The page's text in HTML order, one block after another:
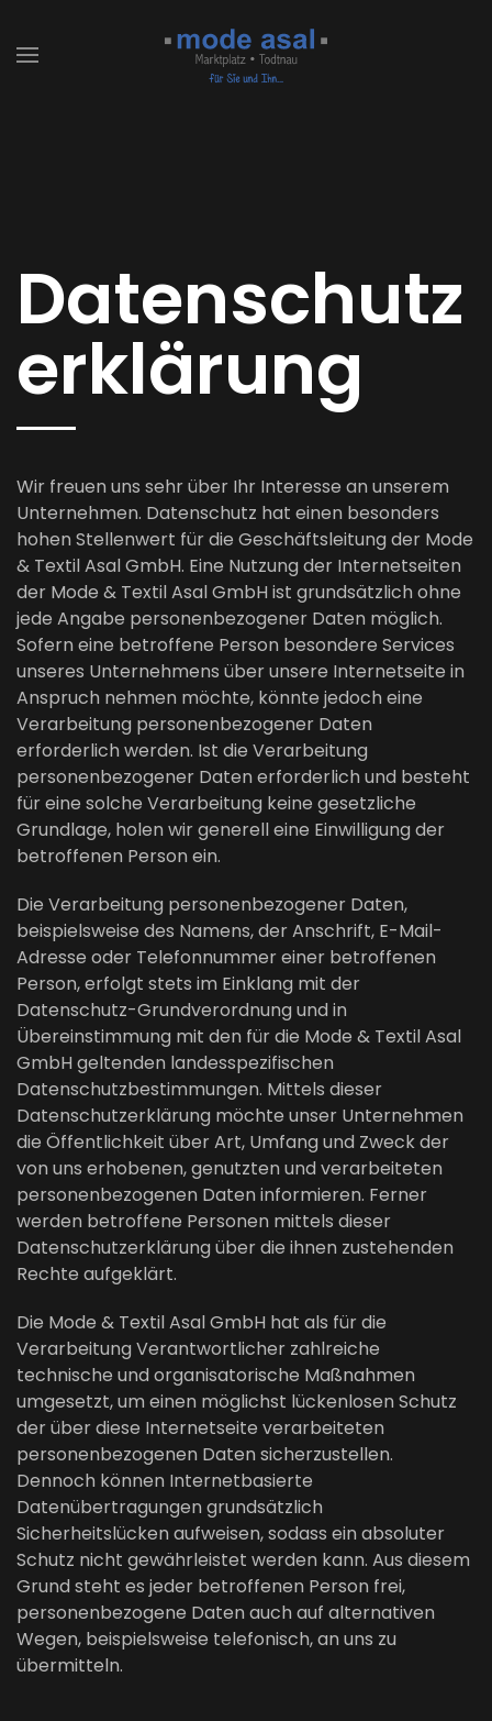
Zum Hauptinhalt springen
Datenschutz
erklärung
Wir freuen uns sehr über Ihr Interesse an unserem
Unternehmen. Datenschutz hat einen besonders
hohen Stellenwert für die Geschäftsleitung der Mode
& Textil Asal GmbH. Eine Nutzung der Internetseiten
der Mode & Textil Asal GmbH ist grundsätzlich ohne
jede Angabe personenbezogener Daten möglich.
Sofern eine betroffene Person besondere Services
unseres Unternehmens über unsere Internetseite in
Anspruch nehmen möchte, könnte jedoch eine
Verarbeitung personenbezogener Daten
erforderlich werden. Ist die Verarbeitung
personenbezogener Daten erforderlich und besteht
für eine solche Verarbeitung keine gesetzliche
Grundlage, holen wir generell eine Einwilligung der
betroffenen Person ein.
Die Verarbeitung personenbezogener Daten,
beispielsweise des Namens, der Anschrift, E-Mail-
Adresse oder Telefonnummer einer betroffenen
Person, erfolgt stets im Einklang mit der
Datenschutz-Grundverordnung und in
Übereinstimmung mit den für die Mode & Textil Asal
GmbH geltenden landesspezifischen
Datenschutzbestimmungen. Mittels dieser
Datenschutzerklärung möchte unser Unternehmen
die Öffentlichkeit über Art, Umfang und Zweck der
von uns erhobenen, genutzten und verarbeiteten
personenbezogenen Daten informieren. Ferner
werden betroffene Personen mittels dieser
Datenschutzerklärung über die ihnen zustehenden
Rechte aufgeklärt.
Die Mode & Textil Asal GmbH hat als für die
Verarbeitung Verantwortlicher zahlreiche
technische und organisatorische Maßnahmen
umgesetzt, um einen möglichst lückenlosen Schutz
der über diese Internetseite verarbeiteten
personenbezogenen Daten sicherzustellen.
Dennoch können Internetbasierte
Datenübertragungen grundsätzlich
Sicherheitslücken aufweisen, sodass ein absoluter
Schutz nicht gewährleistet werden kann. Aus diesem
Grund steht es jeder betroffenen Person frei,
personenbezogene Daten auch auf alternativen
Wegen, beispielsweise telefonisch, an uns zu
übermitteln.